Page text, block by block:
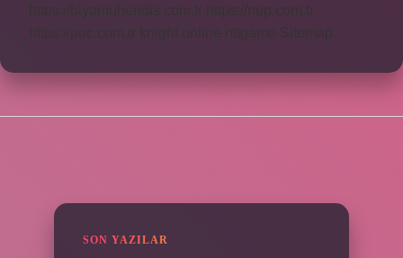
https://nup.com.tr
nttgame Sitemap
SON YAZILAR